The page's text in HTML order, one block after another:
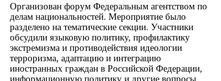
Организован форум Федеральным агентством по
делам национальностей. Мероприятие было
разделено на тематические секции. Участники
обсудили языковую политику, профилактику
экстремизма и противодействия идеологии
терроризма, адаптацию и интеграцию
иностранных граждан в Российской Федерации,
информационную политику и другие вопросы.